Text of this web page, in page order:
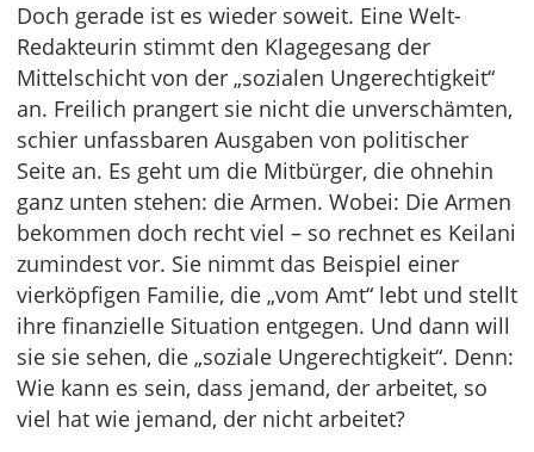
Doch gerade ist es wieder soweit. Eine Welt-
Redakteurin stimmt den Klagegesang der
Mittelschicht von der „sozialen Ungerechtigkeit“
an. Freilich prangert sie nicht die unverschämten,
schier unfassbaren Ausgaben von politischer
Seite an. Es geht um die Mitbürger, die ohnehin
ganz unten stehen: die Armen. Wobei: Die Armen
bekommen doch recht viel – so rechnet es Keilani
zumindest vor. Sie nimmt das Beispiel einer
vierköpfigen Familie, die „vom Amt“ lebt und stellt
ihre finanzielle Situation entgegen. Und dann will
sie sie sehen, die „soziale Ungerechtigkeit“. Denn:
Wie kann es sein, dass jemand, der arbeitet, so
viel hat wie jemand, der nicht arbeitet?